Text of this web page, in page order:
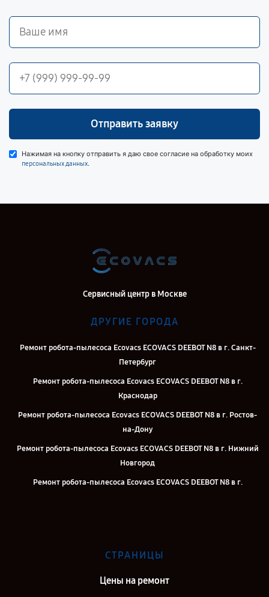
Отправить заявку
Нажимая на кнопку отправить я даю свое согласие на обработку моих
персональных данных.
Сервисный центр в Москве
ДРУГИЕ ГОРОДА
Ремонт робота-пылесоса Ecovacs ECOVACS DEEBOT N8 в г. Санкт-
Петербург
Ремонт робота-пылесоса Ecovacs ECOVACS DEEBOT N8 в г.
Краснодар
Ремонт робота-пылесоса Ecovacs ECOVACS DEEBOT N8 в г. Ростов-
на-Дону
Ремонт робота-пылесоса Ecovacs ECOVACS DEEBOT N8 в г. Нижний
Новгород
Ремонт робота-пылесоса Ecovacs ECOVACS DEEBOT N8 в г.
Ремонт робота-пылесоса Ecovacs ECOVACS DEEBOT N8 в г.
Ремонт робота-пылесоса Ecovacs ECOVACS DEEBOT N8 в г. Казань
СТРАНИЦЫ
Цены на ремонт